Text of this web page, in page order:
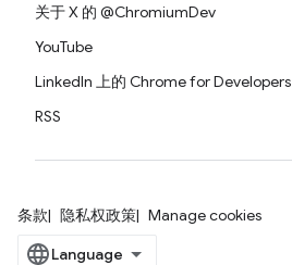
关于 X 的 @ChromiumDev
YouTube
LinkedIn 上的 Chrome for Developers
RSS
条款 隐私权政策 Manage cookies